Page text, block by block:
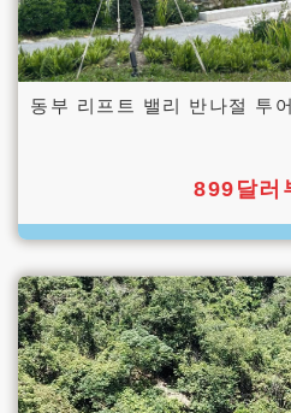
동부 리프트 밸리 반나절 투
899달러